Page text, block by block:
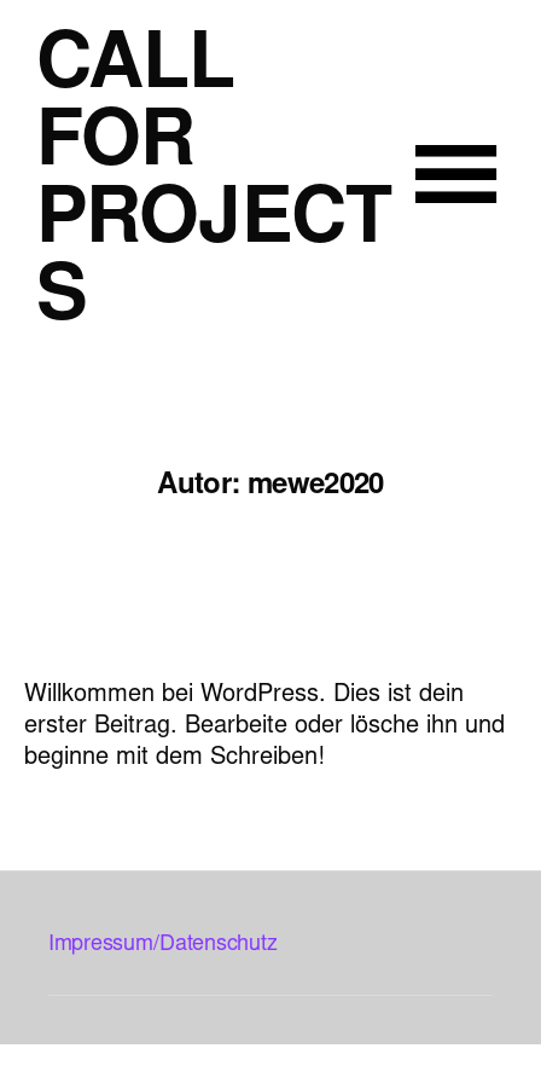
CALL
FOR
PROJECT
S
Autor: mewe2020
Willkommen bei WordPress. Dies ist dein
erster Beitrag. Bearbeite oder lösche ihn und
beginne mit dem Schreiben!
Impressum/Datenschutz